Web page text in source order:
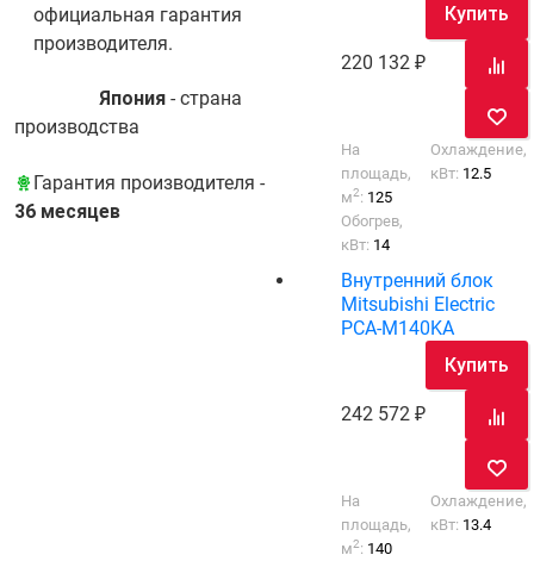
официальная гарантия
производителя.
Япония - cтрана
производства
Гарантия производителя -
36 месяцев
220 132
Купить
На
площадь,
м2: 125
Охлаждение,
кВт: 12.5
Обогрев,
кВт: 14
Внутренний блок
Mitsubishi Electric
PCA-M140KA
242 572
Купить
На
площадь,
м2: 140
Охлаждение,
кВт: 13.4